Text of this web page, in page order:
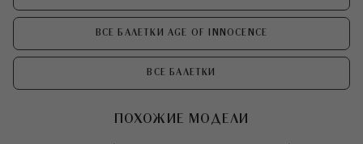
ВСЕ БАЛЕТКИ AGE OF INNOCENCE
ВСЕ БАЛЕТКИ
ПОХОЖИЕ МОДЕЛИ